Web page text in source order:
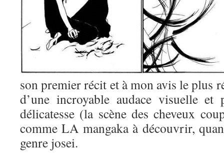
son premier récit et à mon avis le plus
d’une incroyable audace visuelle et
délicatesse (la scène des cheveux
comme LA mangaka à découvrir,
genre josei.